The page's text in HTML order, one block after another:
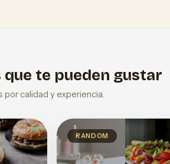
te pueden gustar
calidad y experiencia.
RANDOM